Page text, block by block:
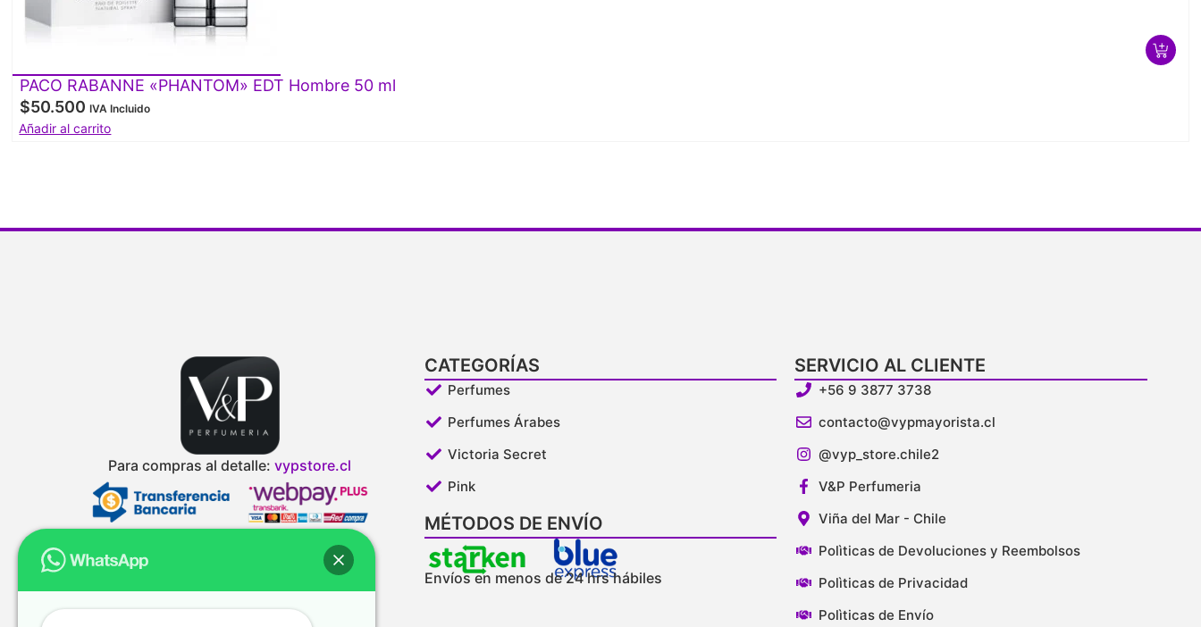
PACO RABANNE «PHANTOM» EDT Hombre 50 ml
$50.500 IVA Incluido
Añadir al carrito
Para compras al detalle:vypstore.cl
CATEGORÍAS
Perfumes
Perfumes Árabes
Victoria Secret
Pink
MÉTODOS DE ENVÍO
Envíos en menos de 24 hrs hábiles
SERVICIO AL CLIENTE
+56 9 3877 3738
contacto@vypmayorista.cl
@vyp_store.chile2
V&P Perfumeria
Viña del Mar - Chile
Polìticas de Devoluciones y Reembolsos
Polìticas de Privacidad
Polìticas de Envío